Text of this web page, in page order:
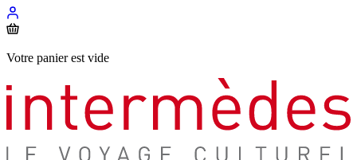
Votre panier est vide